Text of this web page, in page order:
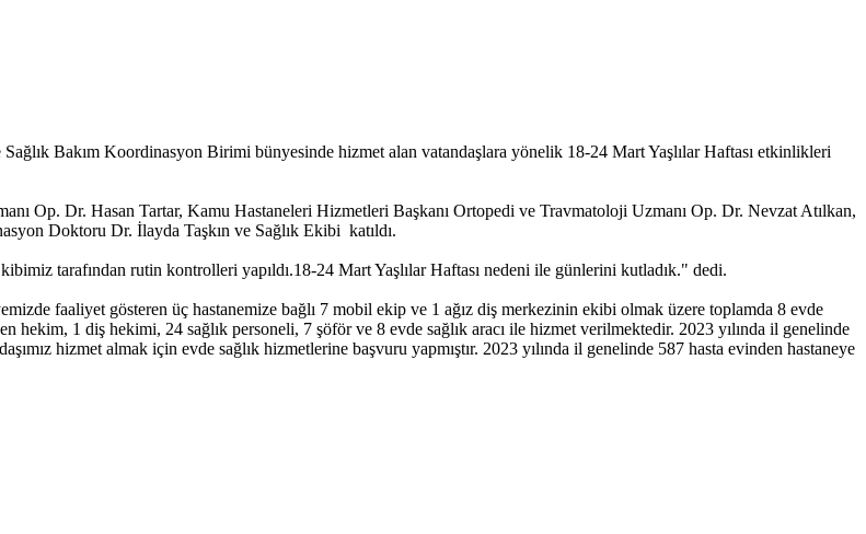
Bakım Koordinasyon Birimi bünyesinde hizmet alan vatandaşlara yönelik 18-24 Mart Yaşlılar Haftası etkinlikleri
Op. Dr. Hasan Tartar, Kamu Hastaneleri Hizmetleri Başkanı Ortopedi ve Travmatoloji Uzmanı Op. Dr. Nevzat Atılkan,
Doktoru Dr. İlayda Taşkın ve Sağlık Ekibi katıldı.
tarafından rutin kontrolleri yapıldı.18-24 Mart Yaşlılar Haftası nedeni ile günlerini kutladık." dedi.
faaliyet gösteren üç hastanemize bağlı 7 mobil ekip ve 1 ağız diş merkezinin ekibi olmak üzere toplamda 8 evde
1 diş hekimi, 24 sağlık personeli, 7 şöför ve 8 evde sağlık aracı ile hizmet verilmektedir. 2023 yılında il genelinde
hizmet almak için evde sağlık hizmetlerine başvuru yapmıştır. 2023 yılında il genelinde 587 hasta evinden hastaneye